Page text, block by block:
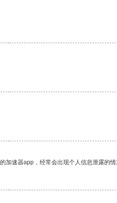
速器app，经常会出现个人信息泄露的情